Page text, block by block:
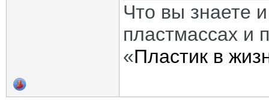
Что вы знаете
пластмассах и
«Пластик в